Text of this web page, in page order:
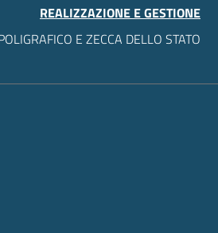
REALIZZAZIONE E GESTIONE
E ZECCA DELLO STATO